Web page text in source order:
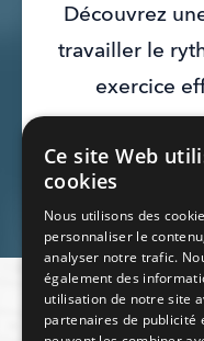
Découvrez
travailler le
exercice
Ce site Web
cookies
Nous utilisons des
personnaliser le
analyser notre trafic.
également des
utilisation de notre site
partenaires de publicité